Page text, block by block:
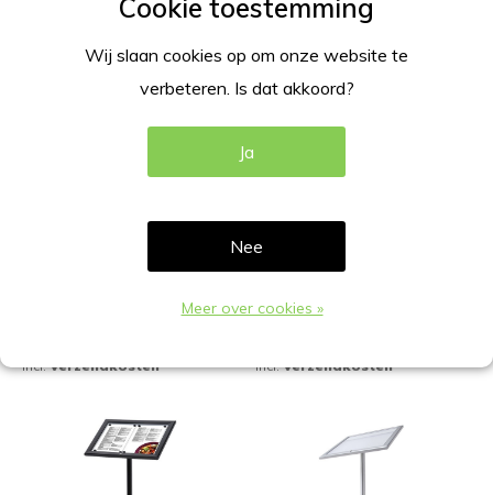
zwart 2xA4 LED verlicht
Incl.Verzendkosten
zwart 4xA4 onverlicht
Incl.Verzendkosten
Wij slaan cookies op om onze website te
verbeteren. Is dat akkoord?
Ja
Nee
Meer over cookies »